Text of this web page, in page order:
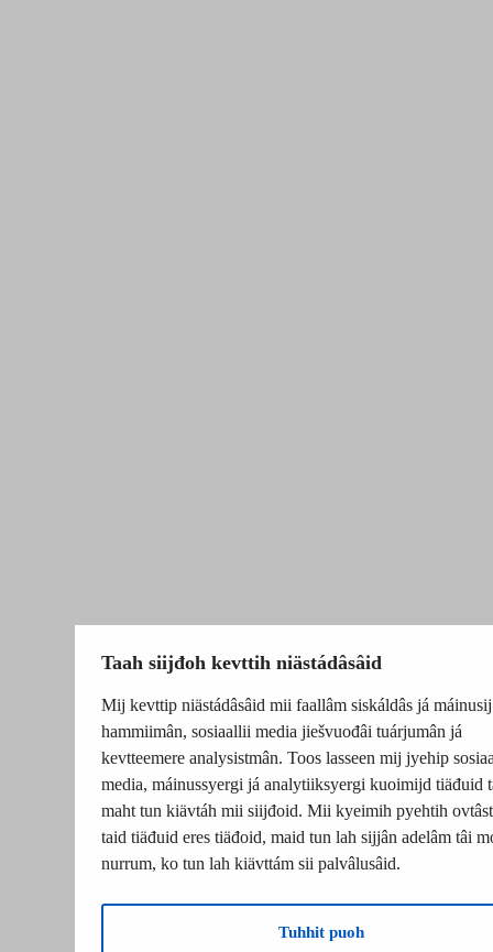
Taah siijđoh kevttih niästádâsâid
Mij kevttip niästádâsâid mii faallâm siskáldâs já máinusij
hammiimân, sosiaallii media jiešvuođâi tuárjumân já
kevtteemere analysistmân. Toos lasseen mij jyehip
media, máinussyergi já analytiiksyergi kuoimijd tiäđuid
maht tun kiävtáh mii siijđoid. Mii kyeimih pyehtih
taid tiäđuid eres tiäđoid, maid tun lah sijjân adelâm tâi
nurrum, ko tun lah kiävttám sii palvâlusâid.
Tuhhit puoh